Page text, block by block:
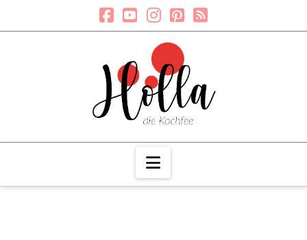
Navigation